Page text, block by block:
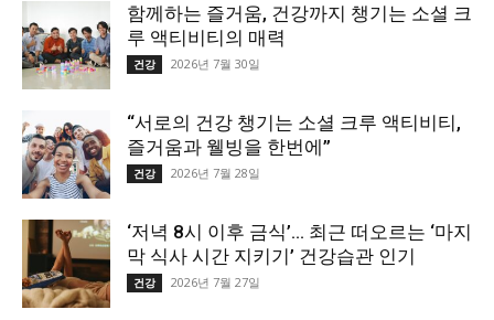
함께하는 즐거움, 건강까지 챙기는 소셜 크
루 액티비티의 매력
건강 2026년 7월 30일
“서로의 건강 챙기는 소셜 크루 액티비티,
즐거움과 웰빙을 한번에”
건강 2026년 7월 28일
‘저녁 8시 이후 금식’… 최근 떠오르는 ‘마지
막 식사 시간 지키기’ 건강습관 인기
건강 2026년 7월 27일